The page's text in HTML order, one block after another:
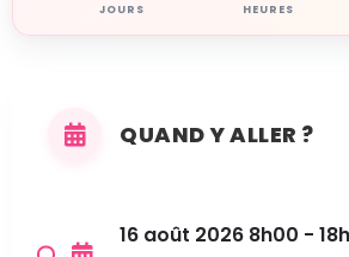
JOURS HEURES
QUAND Y ALLER ?
16 août 2026 8h00 -